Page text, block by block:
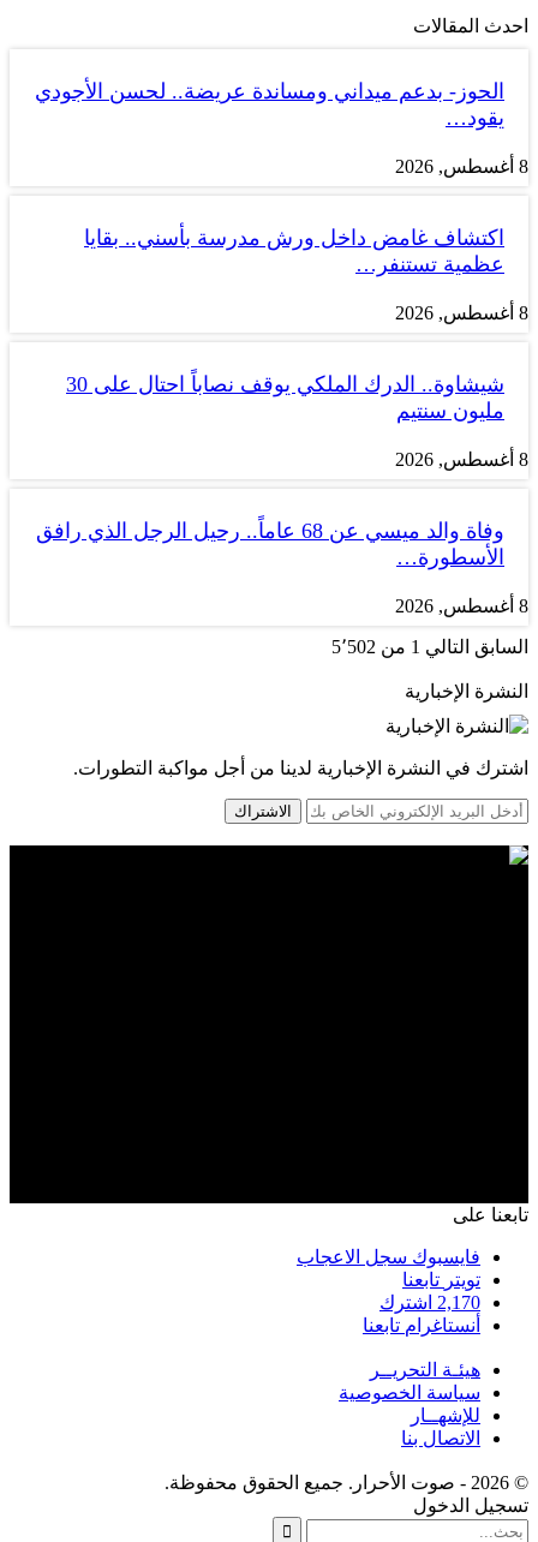
احدث المقالات
الحوز- بدعم ميداني ومساندة عريضة.. لحسن الأجودي
يقود…
8 أغسطس, 2026
اكتشاف غامض داخل ورش مدرسة بأسني.. بقايا
عظمية تستنفر…
8 أغسطس, 2026
شيشاوة.. الدرك الملكي يوقف نصاباً احتال على 30
مليون سنتيم
8 أغسطس, 2026
وفاة والد ميسي عن 68 عاماً.. رحيل الرجل الذي رافق
الأسطورة…
8 أغسطس, 2026
السابق التالي 1 من 5٬502
النشرة الإخبارية
اشترك في النشرة الإخبارية لدينا من أجل مواكبة التطورات.
الاشتراك
تابعنا على
فايسبوك سجل الاعجاب
تويتر تابعنا
2,170 اشترك
أنستاغرام تابعنا
هيئـة التحريــر
سياسة الخصوصية
للإشهــار
الاتصال بنا
© 2026 - صوت الأحرار. جميع الحقوق محفوظة.
تسجيل الدخول